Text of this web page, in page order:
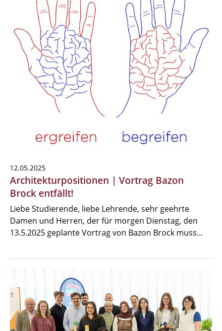
12.05.2025
Architekturpositionen | Vortrag Bazon
Brock entfällt!
Liebe Studierende, liebe Lehrende, sehr geehrte
Damen und Herren, der für morgen Dienstag, den
13.5.2025 geplante Vortrag von Bazon Brock muss…